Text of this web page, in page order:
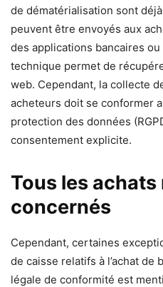
de dématérialisation sont
peuvent être envoyés aux
des applications bancaires ou
technique permet de
web. Cependant, la collecte
acheteurs doit se conformer
protection des données
consentement explicite.
Tous les
concernés
Cependant, certaines
de caisse relatifs à l’achat de
légale de conformité est